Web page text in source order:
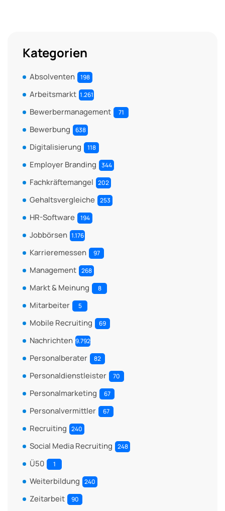
Kategorien
Absolventen 198
Arbeitsmarkt 1.261
Bewerbermanagement 71
Bewerbung 638
Digitalisierung 118
Employer Branding 344
Fachkräftemangel 202
Gehaltsvergleiche 253
HR-Software 194
Jobbörsen 1.176
Karrieremessen 97
Management 268
Markt & Meinung 8
Mitarbeiter 5
Mobile Recruiting 69
Nachrichten 9.792
Personalberater 82
Personaldienstleister 70
Personalmarketing 67
Personalvermittler 67
Recruiting 240
Social Media Recruiting 248
Ü50 1
Weiterbildung 240
Zeitarbeit 90